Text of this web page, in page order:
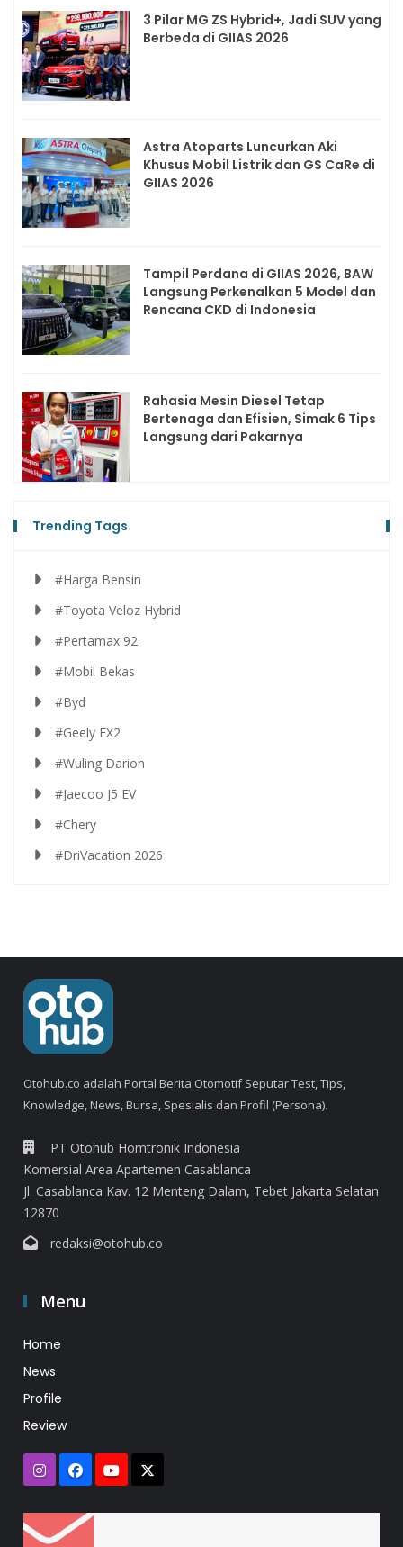
3 Pilar MG ZS Hybrid+, Jadi SUV yang
Berbeda di GIIAS 2026
Astra Atoparts Luncurkan Aki
Khusus Mobil Listrik dan GS CaRe di
GIIAS 2026
Tampil Perdana di GIIAS 2026, BAW
Langsung Perkenalkan 5 Model dan
Rencana CKD di Indonesia
Rahasia Mesin Diesel Tetap
Bertenaga dan Efisien, Simak 6 Tips
Langsung dari Pakarnya
Trending Tags
#Harga Bensin
#Toyota Veloz Hybrid
#Pertamax 92
#Mobil Bekas
#Byd
#Geely EX2
#Wuling Darion
#Jaecoo J5 EV
#Chery
#DriVacation 2026
Otohub.co adalah Portal Berita Otomotif Seputar Test, Tips,
Knowledge, News, Bursa, Spesialis dan Profil (Persona).
PT Otohub Homtronik Indonesia
Komersial Area Apartemen Casablanca
Jl. Casablanca Kav. 12 Menteng Dalam, Tebet Jakarta Selatan
12870
redaksi@otohub.co
Menu
Home
News
Profile
Review